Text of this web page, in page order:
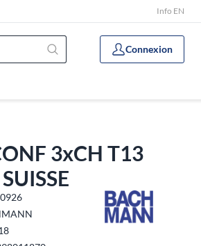
Info EN
Connexion
3xCH T13